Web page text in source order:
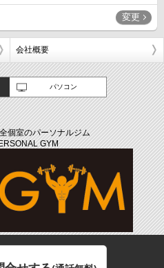
変更
会社概要
パソコン
個室のパーソナルジム
GYM